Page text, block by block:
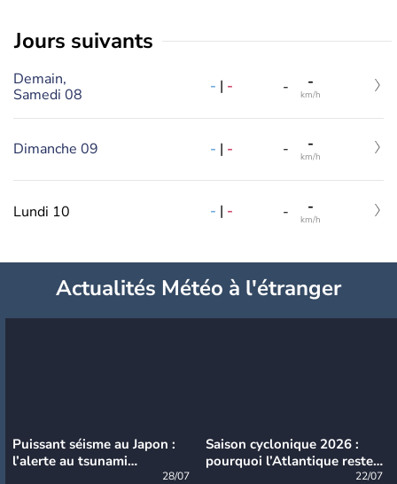
jours suivants
Demain,
Samedi 08
- | - - -
km/h
Dimanche 09 - | - - -
km/h
Lundi 10 - | - - -
km/h
Actualités Météo à l'étranger
Puissant séisme au Japon :
l’alerte au tsunami
28/07
Saison cyclonique 2026 :
pourquoi l’Atlantique reste
22/07